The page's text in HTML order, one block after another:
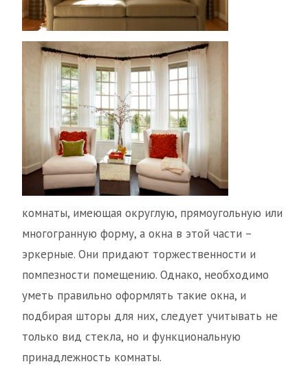
комнаты, имеющая округлую, прямоугольную или
многогранную форму, а окна в этой части –
эркерные. Они придают торжественности и
помпезности помещению. Однако, необходимо
уметь правильно оформлять такие окна, и
подбирая шторы для них, следует учитывать не
только вид стекла, но и функциональную
принадлежность комнаты.